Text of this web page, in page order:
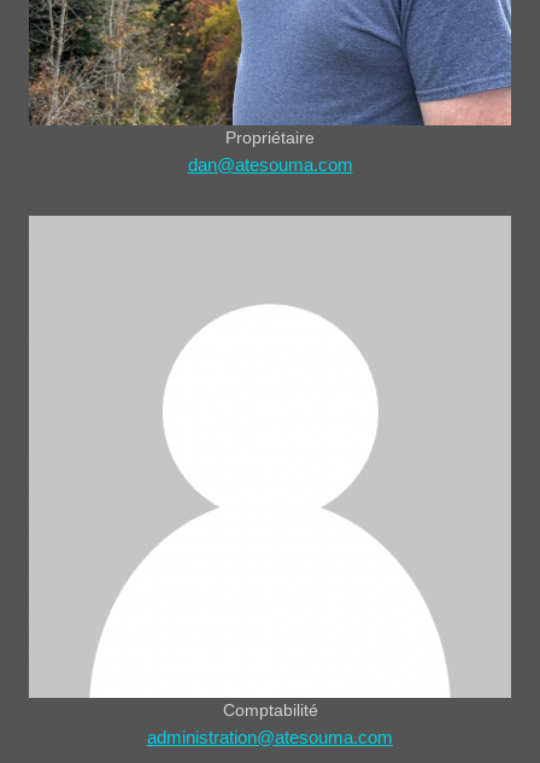
Propriétaire
dan@atesouma.com
Comptabilité
administration@atesouma.com